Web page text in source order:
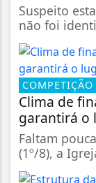
Suspeito
não foi
Clima de
garantirá o
Faltam
(1º/8), a